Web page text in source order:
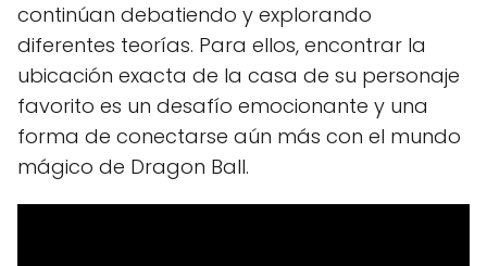
continúan debatiendo y explorando
diferentes teorías. Para ellos, encontrar la
ubicación exacta de la casa de su personaje
favorito es un desafío emocionante y una
forma de conectarse aún más con el mundo
mágico de Dragon Ball.